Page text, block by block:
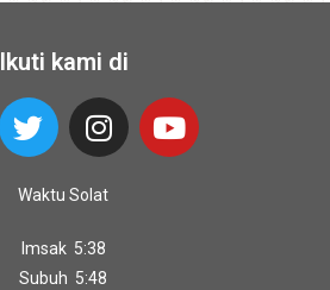
Ikuti kami di
Waktu Solat
Imsak 5:38
Subuh 5:48